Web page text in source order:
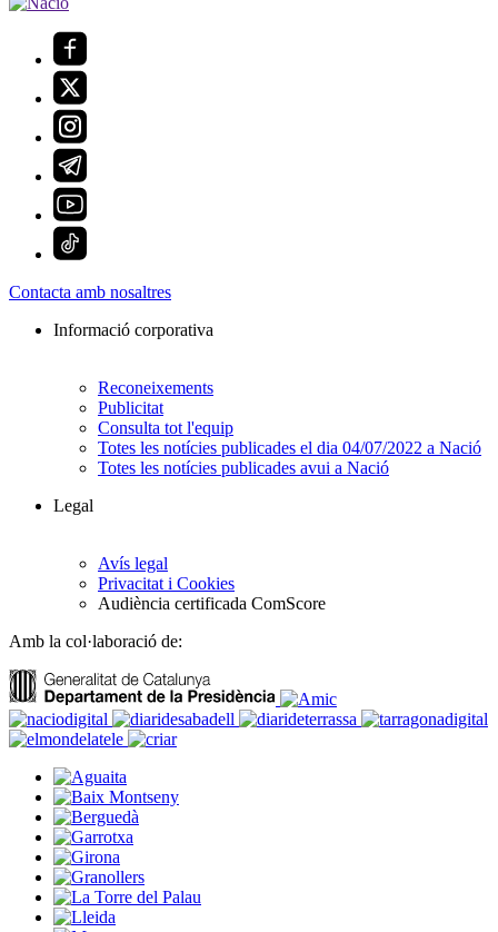
Contacta amb nosaltres
Informació corporativa
Reconeixements
Publicitat
Consulta tot l'equip
Totes les notícies publicades el dia 04/07/2022 a Nació
Totes les notícies publicades avui a Nació
Legal
Avís legal
Privacitat i Cookies
Audiència certificada ComScore
Amb la col·laboració de: